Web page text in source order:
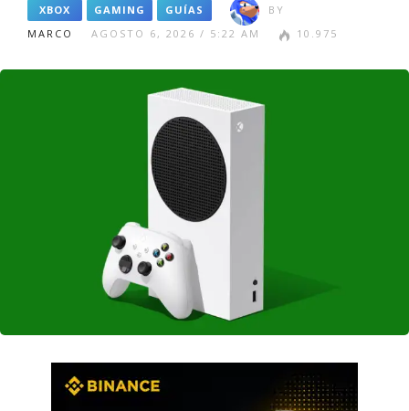
XBOX GAMING GUÍAS
BY
MARCO
AGOSTO 6, 2026 / 5:22 AM 10.975